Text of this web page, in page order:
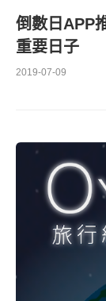
倒數日APP
重要日子
2019-07-09